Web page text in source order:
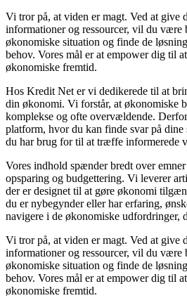
Vi tror på, at viden er magt. Ved at give
informationer og ressourcer, vil du være
økonomiske situation og finde de
behov. Vores mål er at empower dig til
økonomiske fremtid.
Hos Kredit Net er vi dedikerede til at
din økonomi. Vi forstår, at økonomiske
komplekse og ofte overvældende.
platform, hvor du kan finde svar på dine
du har brug for til at træffe informerede
Vores indhold spænder bredt over
opsparing og budgettering. Vi leverer
der er designet til at gøre økonomi
du er nybegynder eller har erfaring,
navigere i de økonomiske udfordringer,
Vi tror på, at viden er magt. Ved at give
informationer og ressourcer, vil du være
økonomiske situation og finde de
behov. Vores mål er at empower dig til
økonomiske fremtid.